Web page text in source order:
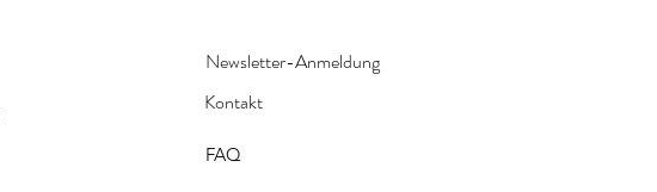
Newsletter-Anmeldung
Kontakt
FAQ